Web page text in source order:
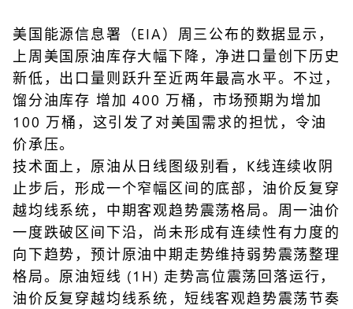
美国能源信息署（EIA）周三公布的数据显示，
上周美国原油库存大幅下降，净进口量创下历史
新低，出口量则跃升至近两年最高水平。不过，
馏分油库存 增加 400 万桶，市场预期为增加
100 万桶，这引发了对美国需求的担忧，令油
价承压。
技术面上，原油从日线图级别看，K线连续收阴
止步后，形成一个窄幅区间的底部，油价反复穿
越均线系统，中期客观趋势震荡格局。周一油价
一度跌破区间下沿，尚未形成有连续性有力度的
向下趋势，预计原油中期走势维持弱势震荡整理
格局。原油短线 (1H) 走势高位震荡回落运行，
油价反复穿越均线系统，短线客观趋势震荡节奏